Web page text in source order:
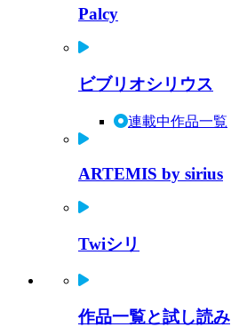
Palcy
ビブリオシリウス
連載中作品一覧
ARTEMIS by sirius
Twiシリ
作品一覧と試し読み